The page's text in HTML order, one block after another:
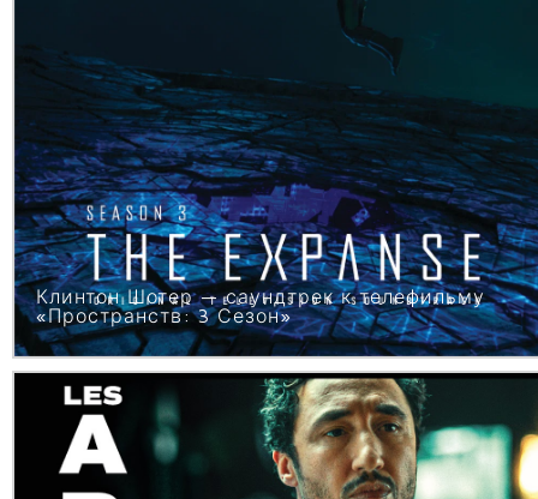
Клинтон Шотер — саундтрек к телефильму
«Пространств: 3 Сезон»